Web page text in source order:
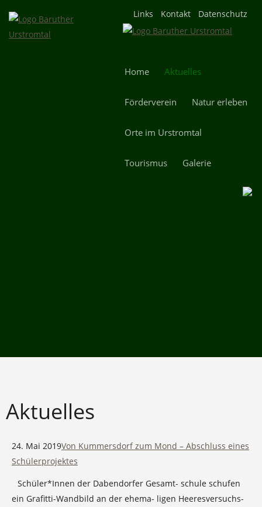
Navigation
überspringen
Links Kontakt Datenschutz
Navigation
Home Aktuelles
Förderverein Natur erleben
Orte im Urstromtal
Tourismus Galerie
Aktuelles
24. Mai 2019Von Kummersdorf zum Mond – Abschluss eines
Schülerprojektes
Schüler*Innen der Dabendorfer Gesamt- schule schufen
ein Grafitti-Wandbild an der ehema- ligen Heeresversuchs-